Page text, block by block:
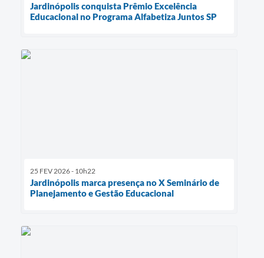
Jardinópolis conquista Prêmio Excelência
Educacional no Programa Alfabetiza Juntos SP
25 FEV 2026 - 10h22
Jardinópolis marca presença no X Seminário de
Planejamento e Gestão Educacional